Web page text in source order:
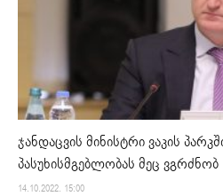
ჯანდაცვის მინისტრი ვაკის
პასუხისმგებლობას მეც ვგრძნობ
14.10.2022. 15:00